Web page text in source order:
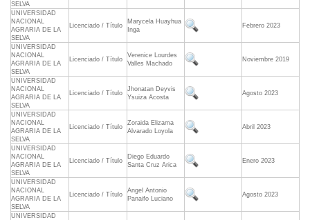
SELVA
UNIVERSIDAD
NACIONAL
AGRARIA DE LA
SELVA
Licenciado / Título
Marycela Huayhua
Inga
Febrero 2023
UNIVERSIDAD
NACIONAL
AGRARIA DE LA
SELVA
Licenciado / Título
Verenice Lourdes
Valles Machado
Noviembre 2019
UNIVERSIDAD
NACIONAL
AGRARIA DE LA
SELVA
Licenciado / Título
Jhonatan Deyvis
Ysuiza Acosta
Agosto 2023
UNIVERSIDAD
NACIONAL
AGRARIA DE LA
SELVA
Licenciado / Título
Zoraida Elizama
Alvarado Loyola
Abril 2023
UNIVERSIDAD
NACIONAL
AGRARIA DE LA
SELVA
Licenciado / Título
Diego Eduardo
Santa Cruz Arica
Enero 2023
UNIVERSIDAD
NACIONAL
AGRARIA DE LA
SELVA
Licenciado / Título
Angel Antonio
Panaifo Luciano
Agosto 2023
UNIVERSIDAD